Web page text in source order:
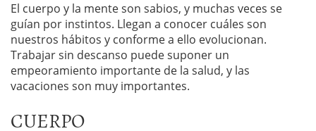
El cuerpo y la mente son sabios, y muchas veces se
guían por instintos. Llegan a conocer cuáles son
nuestros hábitos y conforme a ello evolucionan.
Trabajar sin descanso puede suponer un
empeoramiento importante de la salud, y las
vacaciones son muy importantes.
CUERPO